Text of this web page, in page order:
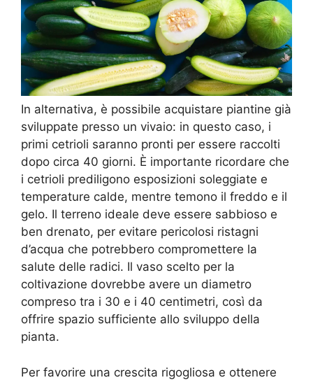
In alternativa, è possibile acquistare piantine già
sviluppate presso un vivaio: in questo caso, i
primi cetrioli saranno pronti per essere raccolti
dopo circa 40 giorni. È importante ricordare che
i cetrioli prediligono esposizioni soleggiate e
temperature calde, mentre temono il freddo e il
gelo. Il terreno ideale deve essere sabbioso e
ben drenato, per evitare pericolosi ristagni
d’acqua che potrebbero compromettere la
salute delle radici. Il vaso scelto per la
coltivazione dovrebbe avere un diametro
compreso tra i 30 e i 40 centimetri, così da
offrire spazio sufficiente allo sviluppo della
pianta.
Per favorire una crescita rigogliosa e ottenere